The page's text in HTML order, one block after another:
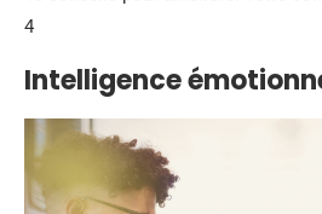
4
Intelligence